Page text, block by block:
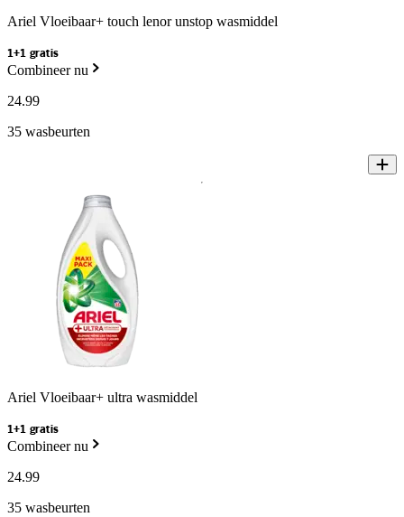
Ariel Vloeibaar+ touch lenor unstop wasmiddel
1+1 gratis
Combineer nu
24.99
35 wasbeurten
Ariel Vloeibaar+ ultra wasmiddel
1+1 gratis
Combineer nu
24.99
35 wasbeurten